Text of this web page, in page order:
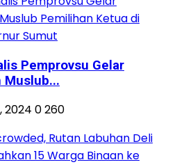
Pemprovsu Gelar
Muslub...
2024 0260